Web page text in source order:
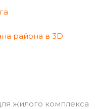
района в 3D.
жилого комплекса